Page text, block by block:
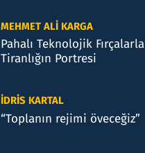
MEHMET ALI KARGA
Pahalı Teknolojik Fırçalarla
Tiranlığın Portresi
İDRIS KARTAL
“Toplanın rejimi öveceğiz”